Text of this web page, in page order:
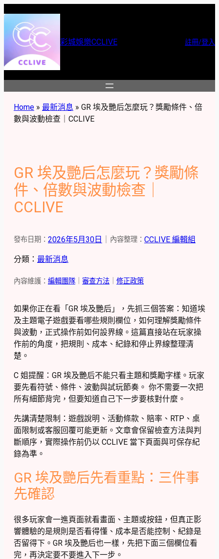
至
容
彩城娛樂CCLIVE 註冊/登入
Home » 最新消息 » GR 埃及艷后怎麼玩？獎勵條件、倍
數與波動檢查｜CCLIVE
GR 埃及艷后怎麼玩？獎勵條
件、倍數與波動檢查｜
CCLIVE
發布日期： 2026年5月30日 內容整理： CCLIVE 編輯組
分類： 最新消息
內容維護： 編輯團隊 審查方法 修正政策
如果你正在看「GR 埃及艷后」，先抓三個答案：知道埃
及主題電子遊戲要看哪些規則欄位，如何理解獎勵條件
與波動，正式操作前如何設界線。這篇直接站在玩家操
作前的角度，把規則、成本、紀錄和停止界線整理清
楚。
C 姐提醒：GR 埃及艷后不能只看主題和獎勵字樣。玩家
要先看符號、條件、波動與試玩節奏。 你不需要一次把
所有細節背完，但要知道自己下一步要核對什麼。
先講清楚限制：遊戲說明、活動條款、賠率、RTP、桌
面限制或客服回覆可能更新。文章會保留檢查方法與判
斷順序，實際操作前仍以 CCLIVE 當下頁面與可保存紀
錄為準。
GR 埃及艷后先看重點：三件事
先確認
很多玩家會一進頁面就看畫面、主題或按鈕，但真正影
響體驗的是規則是否看得懂、成本是否能控制、紀錄是
否留得下。GR 埃及艷后也一樣，先把下面三個欄位看
完，再決定要不要進入下一步。